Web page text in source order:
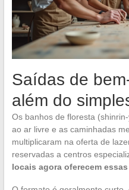
Saídas de
além do
Os banhos de floresta
ao ar livre e as caminhadas
multiplicaram na oferta de
reservadas a centros
locais agora oferecem